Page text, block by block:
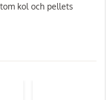
kol och pellets